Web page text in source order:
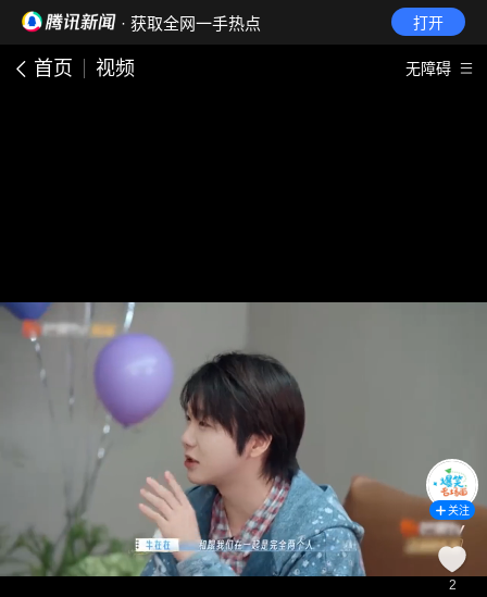
· 获取全网一手热点 打开
首页 视频 无障碍
关注
2